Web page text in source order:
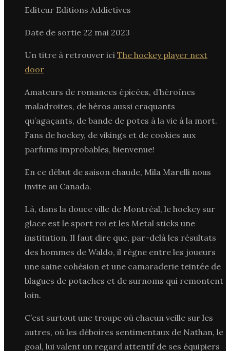
Editeur Editions Addictives
Date de sortie 22 mai 2023
Un titre à retrouver ici The hockey player next
door
Amateurs de romances épicées, d’héroïnes
maladroites, de héros aussi craquants
qu’agaçants, de bande de potes à la vie à la mort.
Fans de hockey, de vikings et de cookies aux
parfums improbables, bienvenue!
En ce début de saison chaude, Mila Marelli nous
invite au Canada.
Là, dans la douce ville de Montréal, le hockey sur
glace est le sport roi et les Metal sticks une
institution. Il faut dire que, par-delà les résultats
des hommes de Waldo, il règne entre les joueurs
une saine cohésion et une camaraderie teintée de
blagues de potaches et de surnoms qui remontent
loin.
C’est surtout une troupe où chacun veille sur les
autres, où les déboires sentimentaux de Nathan, le
goal, lui valent un regard attentif de ses équipiers